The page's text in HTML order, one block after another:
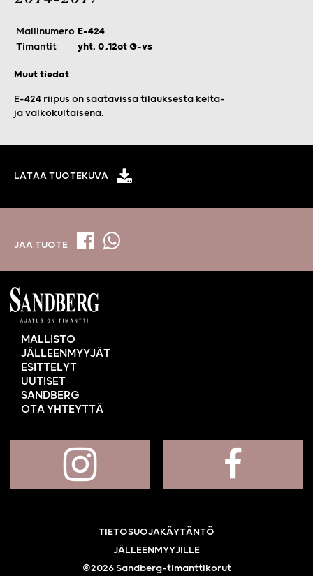
Mallinumero E-424
Timantit
yht. 0,12ct G-vs
Muut tiedot
E-424 riipus on saatavissa tilauksesta kelta-
ja valkokultaisena.
LATAA TUOTEKUVA
JAA TUOTE
MALLISTO
JÄLLEENMYYJÄT
ESITTELYT
UUTISET
SANDBERG
OTA YHTEYTTÄ
TIETOSUOJAKÄYTÄNTÖ
JÄLLEENMYYJILLE
©2026 Sandberg-timanttikorut